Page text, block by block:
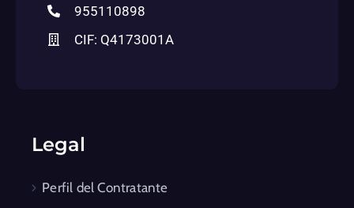
955110898
CIF: Q4173001A
Legal
Perfil del Contratante